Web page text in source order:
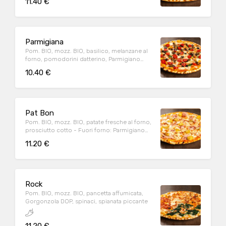
Parmigiana
Pom. BIO, mozz. BIO, basilico, melanzane al
forno, pomodorini datterino, Parmigiano
10.40 €
Pat Bon
Pom. BIO, mozz. BIO, patate fresche al forno,
prosciutto cotto - Fuori forno: Parmigiano
11.20 €
Rock
Pom. BIO, mozz. BIO, pancetta affumicata,
Gorgonzola DOP, spinaci, spianata piccante